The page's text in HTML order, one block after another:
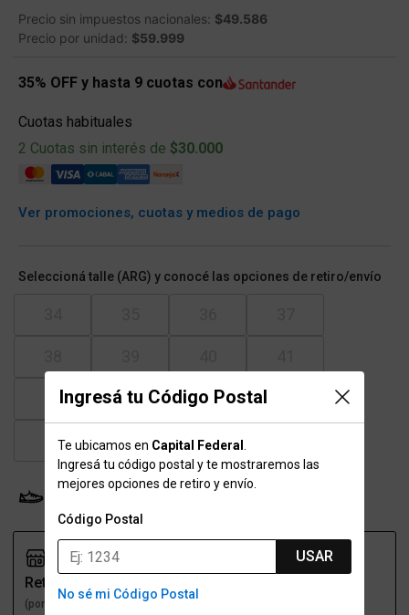
Ingresá tu Código Postal
Te ubicamos en Capital Federal
Ingresá tu código postal y te mostraremos las
mejores opciones de retiro y envío.
Código Postal
USAR
No sé mi Código Postal
Precio sin impuestos nacionales: $49.586
Precio por unidad: $59.999
35% OFF y hasta 9 cuotas con
Cuotas habituales
2 Cuotas sin interés de $30.000
Ver promociones, cuotas y medios de pago
Seleccioná talle (ARG) y conocé las opciones de retiro/envío
43 44
46
Retiro
(por una sucursal)